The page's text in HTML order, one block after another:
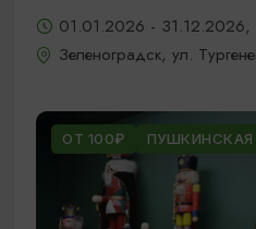
01.01.2026 - 31.12.2026,
Зеленоградск, ул.
ОТ 100₽ ПУШКИНСКАЯ